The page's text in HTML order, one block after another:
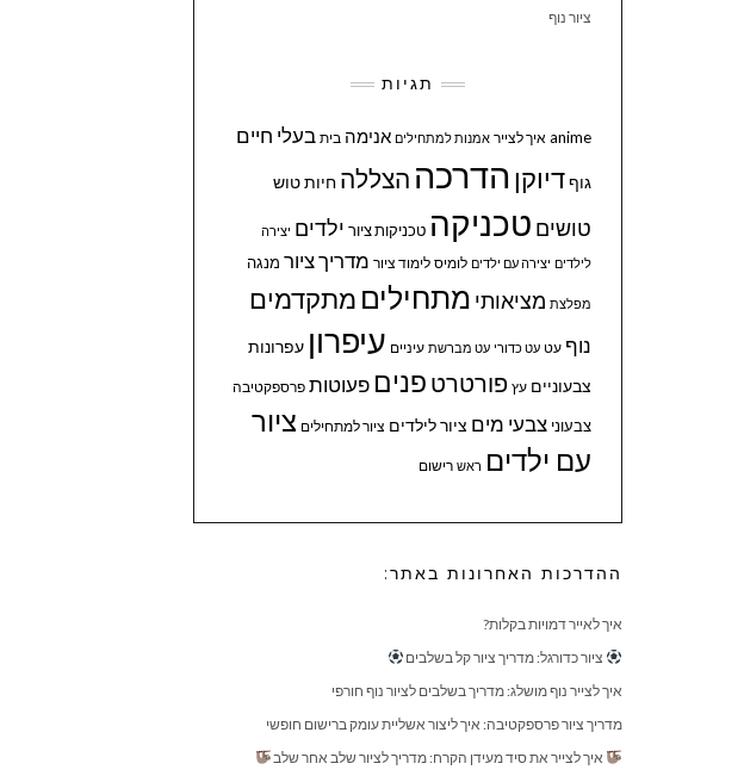
ציור נוף
תגיות
anime איך לצייר אמנות למתחילים אנימה בית בעלי חיים
גוףדיוקן הדרכה הצללה חיותטוש
טושים טכניקה טכניקות ציור ילדים יצירה
לילדים יצירה עם ילדים לומיס לימוד ציור מדריך ציור מנגה
מפלצת מציאותי מתחילים מתקדמים
נוף עט עט כדורי עט מברשת עיניים עיפרון עפרונות
צבעוניים עץ פורטרט פנים פעוטות פרספקטיבה
צבעוני צבעי מים ציור לילדים ציור למתחילים ציור
עם ילדים ראש רישום
ההדרכות האחרונות באתר:
איך לאייר דמויות בקלות?
ציור כדורגל: מדריך ציור קל בשלבים
איך לצייר נוף מושלג: מדריך בשלבים לציור נוף חורפי
מדריך ציור פרספקטיבה: איך ליצור אשליית עומק ברישום חופשי
איך לצייר את סיד מעידן הקרח: מדריך לציור שלב אחר שלב